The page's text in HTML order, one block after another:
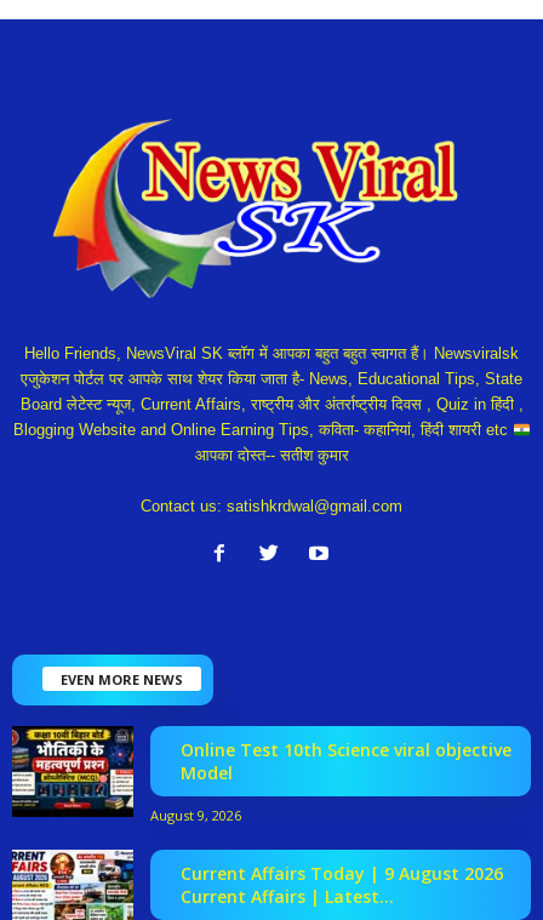
Hello Friends, NewsViral SK ब्लॉग में आपका बहुत बहुत स्वागत हैं। Newsviralsk
एजुकेशन पोर्टल पर आपके साथ शेयर किया जाता है- News, Educational Tips, State
Board लेटेस्ट न्यूज, Current Affairs, राष्ट्रीय और अंतर्राष्ट्रीय दिवस , Quiz in हिंदी ,
Blogging Website and Online Earning Tips, कविता- कहानियां, हिंदी शायरी etc
आपका दोस्त-- सतीश कुमार
Contact us: satishkrdwal@gmail.com
EVEN MORE NEWS
Online Test 10th Science viral objective
Model
August 9, 2026
Current Affairs Today | 9 August 2026
Current Affairs | Latest...